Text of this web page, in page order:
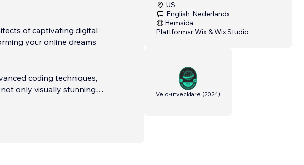
of captivating digital
your online dreams
coding techniques,
only visually stunning
a clear vision: to merge
US
English, Nederlands
Hemsida
Plattformar:Wix & Wix Studio
Velo-utvecklare (2024)